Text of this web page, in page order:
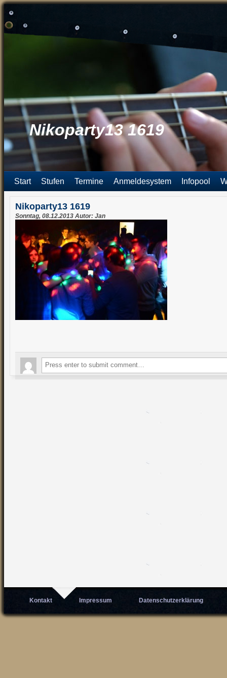
Nikoparty13 1619
Start Stufen Termine Anmeldesystem Infopool
Nikoparty13 1619
Sonntag, 08.12.2013 Autor: Jan
Kontakt Impressum Datenschutzerklärung